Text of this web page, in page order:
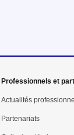
Professionnels et
Actualités
Partenariats